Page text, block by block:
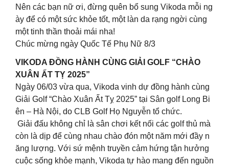
Nên các bạn nữ ơi, đừng quên bổ sung Vikoda mỗi ng
ày để có một sức khỏe tốt, một làn da rạng ngời cùng
một tinh thần thoải mái nha!
Chúc mừng ngày Quốc Tế Phụ Nữ 8/3
VIKODA ĐỒNG HÀNH CÙNG GIẢI GOLF “CHÀO
XUÂN ẤT TỴ 2025”
Ngày 06/03 vừa qua, Vikoda vinh dự đồng hành cùng
Giải Golf “Chào Xuân Ất Tỵ 2025” tại Sân golf Long Bi
ên – Hà Nội, do CLB Golf Họ Nguyễn tổ chức.
Giải đấu không chỉ là sân chơi kết nối các golf thủ mà
còn là dịp để cùng nhau chào đón một năm mới đầy n
ăng lượng. Với sứ mệnh truyền cảm hứng tận hưởng
cuộc sống khỏe mạnh, Vikoda tự hào mang đến nguồn